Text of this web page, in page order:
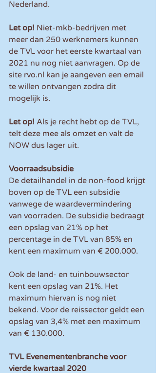
Nederland.
Let op! Niet-mkb-bedrijven met
meer dan 250 werknemers kunnen
de TVL voor het eerste kwartaal van
2021 nu nog niet aanvragen. Op de
site rvo.nl kan je aangeven een email
te willen ontvangen zodra dit
mogelijk is.
Let op! Als je recht hebt op de TVL,
telt deze mee als omzet en valt de
NOW dus lager uit.
Voorraadsubsidie
De detailhandel in de non-food krijgt
boven op de TVL een subsidie
vanwege de waardevermindering
van voorraden. De subsidie bedraagt
een opslag van 21% op het
percentage in de TVL van 85% en
kent een maximum van € 200.000.
Ook de land- en tuinbouwsector
kent een opslag van 21%. Het
maximum hiervan is nog niet
bekend. Voor de reissector geldt een
opslag van 3,4% met een maximum
van € 130.000.
TVL Evenementenbranche voor
vierde kwartaal 2020